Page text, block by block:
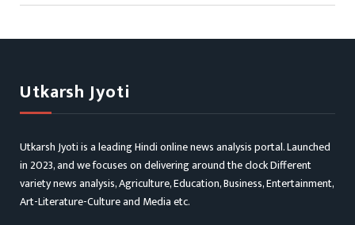
Utkarsh Jyoti
Utkarsh Jyoti is a leading Hindi online news analysis portal. Launched
in 2023, and we focuses on delivering around the clock Different
variety news analysis, Agriculture, Education, Business, Entertainment,
Art-Literature-Culture and Media etc.